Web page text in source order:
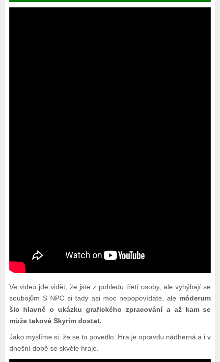
Ve videu jde vidět, že jste z pohledu třetí osoby, ale vyhýbají se
soubojům S NPC si tady asi moc nepopovídáte, ale móderum
šlo hlavně o ukázku grafického zpracování a až kam se
může takové Skyrim dostat.
Jako myslíme si, že se to povedlo. Hra je opravdu nádherná a i v
dnešní době se skvěle hraje.